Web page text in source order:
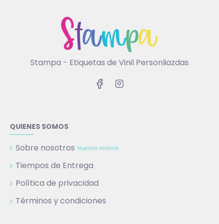
Stampa - Etiquetas de Vinil Personliazdas
QUIENES SOMOS
Sobre nosotros Nuestra Historia
Tiempos de Entrega
Política de privacidad
Términos y condiciones